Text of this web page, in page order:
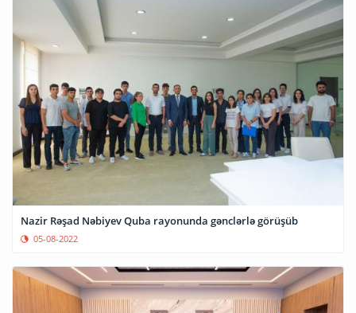
Nazir Rəşad Nəbiyev Quba rayonunda gənclərlə görüşüb
05-08-2022